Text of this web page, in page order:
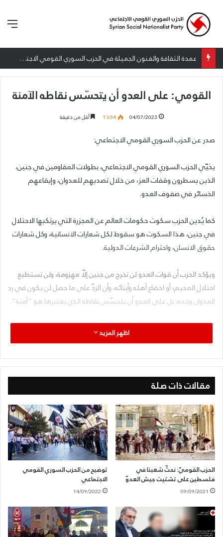
عمدة الثقافة والفنون الجميلة في الحزب السوري القومي الاجتماعي تعلن نتائج الدورة الخامسة من جائزة أنطون سعاده الأدبية
القومي: على العدو أن يتحسّس نقاطه الآمنة
04/07/2023 1٬654 أقل من دقيقة
صدر عن الحزب السوري القومي الاجتماعي:
يحَيّي الحزب السوري القومي الاجتماعي، بطولات المقاومين في جنين،
الذين يسطرون وقفات العز، من خلال تصديهم للعدوان، وإيقاعهم
الخسائر في صفوف العدو.
كما يُدين الحزب سكوت حكومات العالم عن المجزرة التي يرتكبها الاحتلال
في جنين، هذا السكوت هو سقوط لكل شعارات الانسانية، وكل شعارات
حقوق الانسان، واحترام الشرعات الدولية.
ويؤكد الحزب أن قوات العدو لن تخرج من جنين إلّا مهزومة، ولن تستطيع
احتلال المخيم، أو اخضاع أهله وأبنائه، وأن الردّ على ما حصل لن يكون في رد
العدوان وحده، بل على العدو أن يتحسّس نقاطه الذي يعتبرها هو “آمنة”.
اظهر المزيد
مقالات ذات صلة
الحزب القوميّ: نحثّ شعبنا في
فلسطين على تشتيت جيش العدوّ
09/09/2021
توضيح من الحزب السوري القومي
الاجتماعي
14/09/2022